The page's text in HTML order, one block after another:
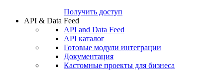
Получить доступ
API & Data Feed
API and Data Feed
API каталог
Готовые модули интеграции
Документация
Кастомные проекты для бизнеса